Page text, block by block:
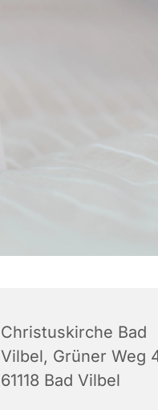
Christuskirche Bad
Vilbel, Grüner Weg
61118 Bad Vilbel